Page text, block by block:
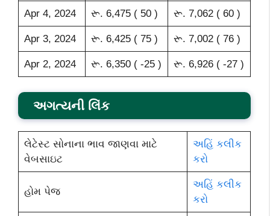
Apr 4, 2024 રૂ. 6,475 ( 50 ) રૂ. 7,062 ( 60 )
Apr 3, 2024 રૂ. 6,425 ( 75 ) રૂ. 7,002 ( 76 )
Apr 2, 2024 રૂ. 6,350 ( -25 ) રૂ. 6,926 ( -27 )
અગત્યની લિંક
લેટેસ્ટ સોનાના ભાવ જાણવા માટે
વેબસાઇટ
અહિં કલીક
કરો
હોમ પેજ
અહિં કલીક
કરો